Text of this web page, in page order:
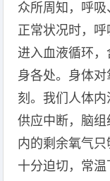
众所周知，呼吸
正常状况时，
进入血液循环
身各处。身体
刻。我们人体
供应中断，脑
内的剩余氧气
十分迫切，常